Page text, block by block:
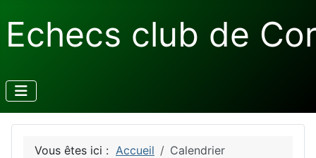
Echecs club de
Vous êtes ici : Accueil Calendrier